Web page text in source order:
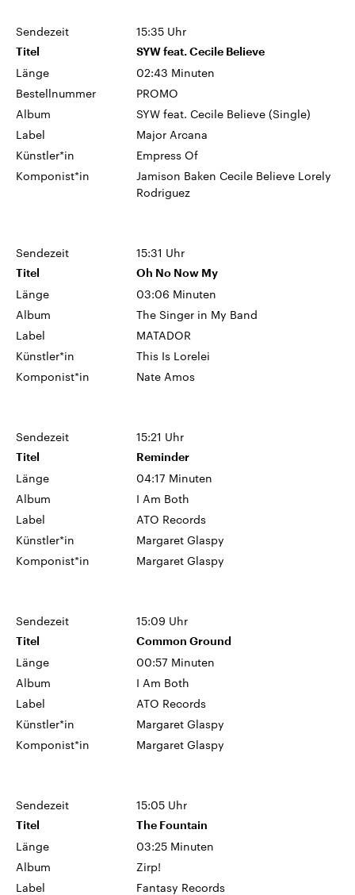
Sendezeit 15:35 Uhr
Titel SYW feat. Cecile Believe
Länge
02:43 Minuten
Bestellnummer
PROMO
Album
SYW feat. Cecile Believe (Single)
Label
Major Arcana
Künstler*in
Empress Of
Komponist*in
Jamison Baken Cecile Believe Lorely
Rodriguez
Sendezeit 15:31 Uhr
Titel Oh No Now My
Länge
03:06 Minuten
Album
The Singer in My Band
Label
MATADOR
Künstler*in
This Is Lorelei
Komponist*in
Nate Amos
Sendezeit 15:21 Uhr
Titel Reminder
Länge
04:17 Minuten
Album
I Am Both
Label
ATO Records
Künstler*in
Margaret Glaspy
Komponist*in
Margaret Glaspy
Sendezeit 15:09 Uhr
Titel Common Ground
Länge
00:57 Minuten
Album
I Am Both
Label
ATO Records
Künstler*in
Margaret Glaspy
Komponist*in
Margaret Glaspy
Sendezeit 15:05 Uhr
Titel The Fountain
Länge
03:25 Minuten
Album
Zirp!
Label
Fantasy Records